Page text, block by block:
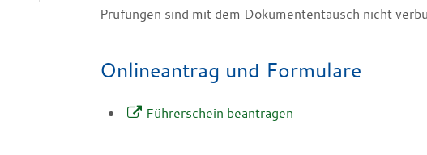
Prüfungen sind mit dem Dokumententausch nicht
Onlineantrag und Formulare
Führerschein beantragen